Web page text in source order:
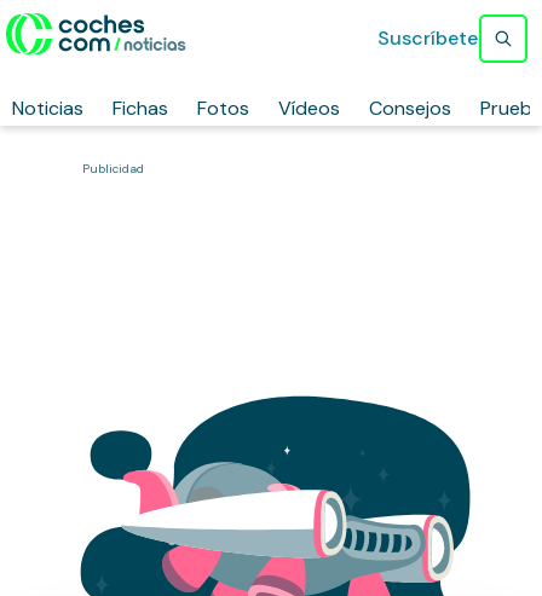
Noticias Fichas Fotos Vídeos Consejos
Suscríbete
Publicidad